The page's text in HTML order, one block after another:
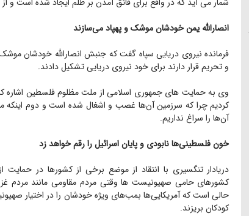
انصارالله یمن خودشان موشک و پهپاد می‌سازند
فرمانده نیروی دریایی سپاه گفت که جنبش انصارالله خودشان
و تحریم قرار دارند برای خود نیروی دریایی تشکیل دادند.
وی به حمایت های جمهوری اسلامی از ملت مظلوم فلسطین اشاره
کردیم چرا که سرزمین‌ آن‌ها غصب و اشغال شده است و دوم اینکه
آن‌ها را سراغ نداریم.
خون فلسطینی‌ها نابودی و پایان اسرائیل را رقم خواهد زد
دریادار تنگسیری با انتقاد از موضع برخی از کشورها در
کشورهای حامی صهیونیست ها وقتی مردم مقاومی مانند مردم
حالی است که آمریکایی‌ها بمب‌های ویژه خودشان را در اختیار
کودکان بریزند.